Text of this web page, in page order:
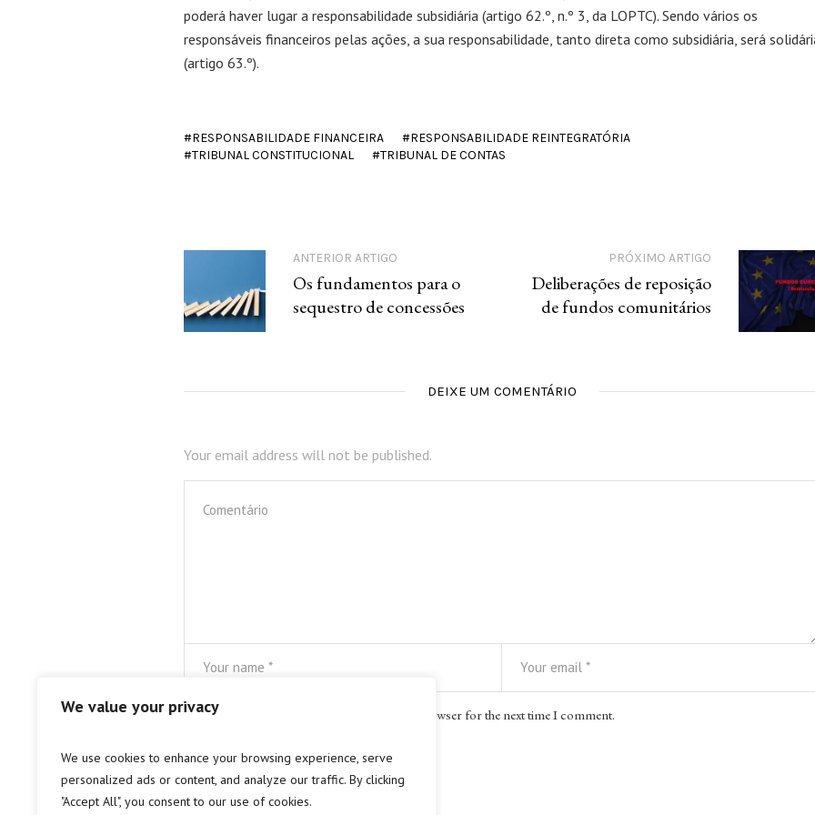
We value your privacy
We use cookies to enhance your browsing experience, serve
personalized ads or content, and analyze our traffic. By clicking
"Accept All", you consent to our use of cookies.
poderá haver lugar a responsabilidade subsidiária (artigo 62.º, n.º 3, da LOPTC). Sendo vários os
responsáveis financeiros pelas ações, a sua responsabilidade, tanto direta como subsidiária, será
(artigo 63.º).
RESPONSABILIDADE FINANCEIRA
RESPONSABILIDADE REINTEGRATÓRIA
TRIBUNAL CONSTITUCIONAL
TRIBUNAL DE CONTAS
ANTERIOR ARTIGO
Os fundamentos para o
sequestro de concessões
PRÓXIMO ARTIGO
Deliberações de reposição
de fundos comunitários
DEIXE UM COMENTÁRIO
Your email address will not be published.
Save my name, email, and website in this browser for the next time I comment.